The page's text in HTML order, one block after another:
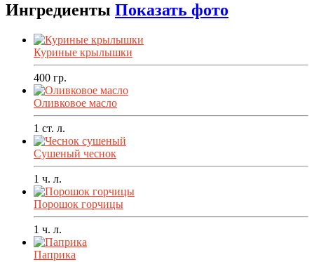
Ингредиенты Показать фото
Куриные крылышки
400 гр.
Оливковое масло
1 ст. л.
Сушеный чеснок
1 ч. л.
Порошок горчицы
1 ч. л.
Паприка